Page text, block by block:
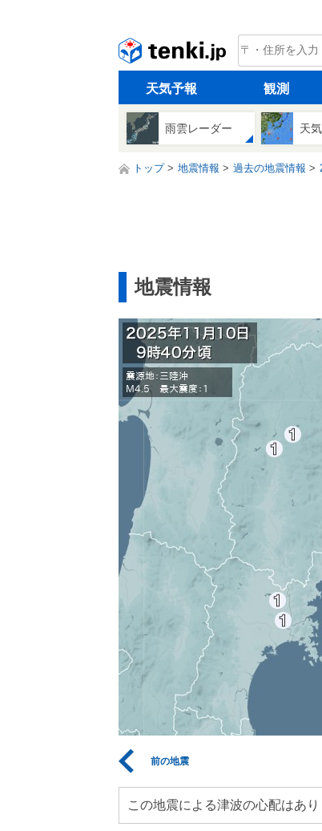
tenki.jp
天気予報 観測
雨雲レーダー 天
トップ 地震情報 過去の地震情報
地震情報
前の地震
この地震による津波の心配はあり